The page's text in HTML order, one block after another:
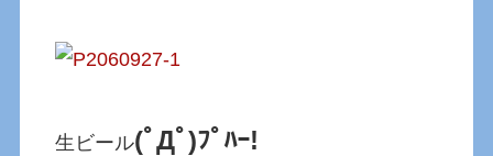
生ビール(ﾟДﾟ)ﾌﾟﾊｰ!